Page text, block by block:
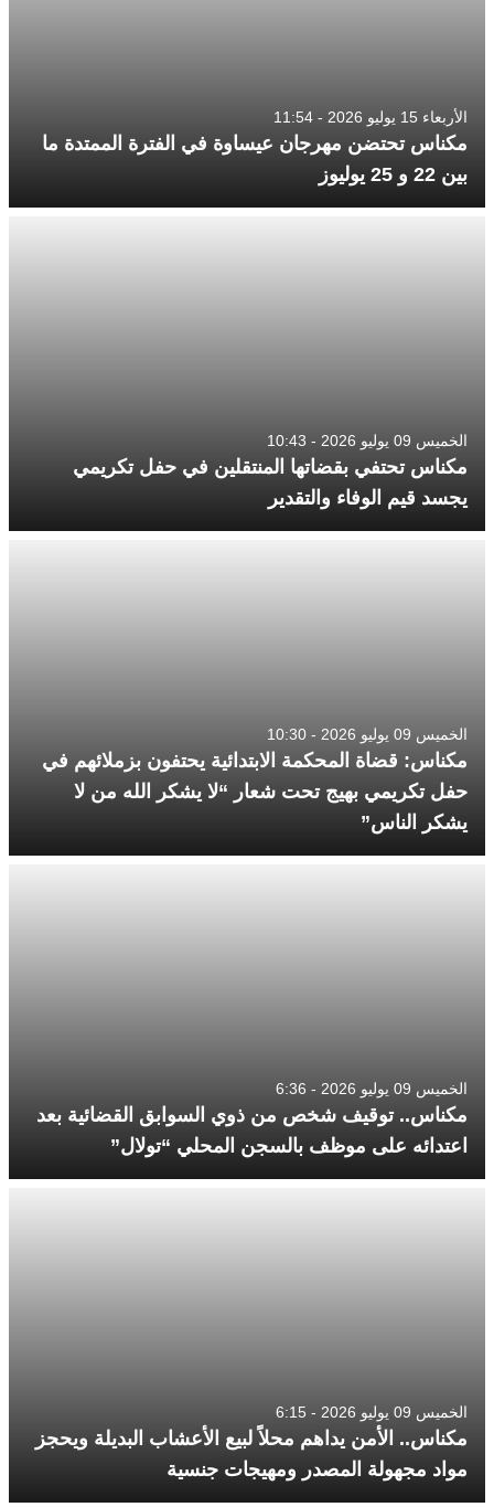
الأربعاء 15 يوليو 2026 - 11:54
مكناس تحتضن مهرجان عيساوة في الفترة الممتدة ما
بين 22 و 25 يوليوز
الخميس 09 يوليو 2026 - 10:43
مكناس تحتفي بقضاتها المنتقلين في حفل تكريمي
يجسد قيم الوفاء والتقدير
الخميس 09 يوليو 2026 - 10:30
مكناس: قضاة المحكمة الابتدائية يحتفون بزملائهم في
حفل تكريمي بهيج تحت شعار “لا يشكر الله من لا
يشكر الناس”
الخميس 09 يوليو 2026 - 6:36
مكناس.. توقيف شخص من ذوي السوابق القضائية بعد
اعتدائه على موظف بالسجن المحلي “تولال”
الخميس 09 يوليو 2026 - 6:15
مكناس.. الأمن يداهم محلاً لبيع الأعشاب البديلة ويحجز
مواد مجهولة المصدر ومهيجات جنسية